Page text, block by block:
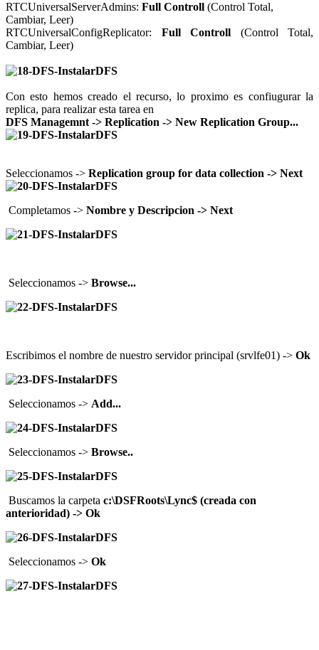
RTCUniversalServerAdmins: Full Controll (Control Total,
Cambiar, Leer)
RTCUniversalConfigReplicator: Full Controll (Control Total,
Cambiar, Leer)
Con esto hemos creado el recurso, lo proximo es confiugurar la
replica, para realizar esta tarea en
DFS Managemnt -> Replication -> New Replication Group...
Seleccionamos -> Replication group for data collection -> Next
Completamos -> Nombre y Descripcion -> Next
Seleccionamos -> Browse...
Escribimos el nombre de nuestro servidor principal (srvlfe01) -> Ok
Seleccionamos -> Add...
Seleccionamos -> Browse..
Buscamos la carpeta c:\DSFRoots\Lync$ (creada con
anterioridad) -> Ok
Seleccionamos -> Ok